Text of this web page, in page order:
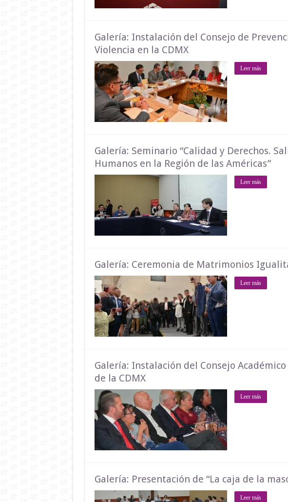
Galería: Instalación del Consejo de
Violencia en la CDMX
Leer más
Galería: Seminario “Calidad y Derechos.
Humanos en la Región de las Américas”
Leer más
Galería: Ceremonia de Matrimonios
Leer más
Galería: Instalación del Consejo
de la CDMX
Leer más
Galería: Presentación de “La caja de la
Leer más